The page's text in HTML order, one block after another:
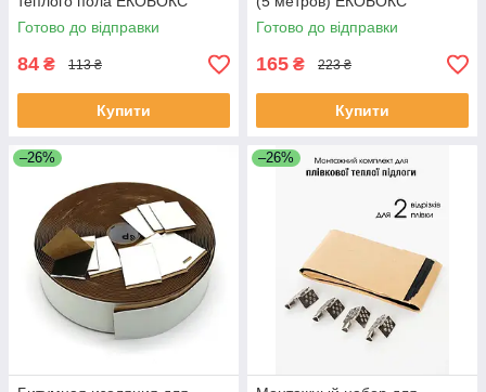
Готово до відправки
84 ₴ 113 ₴
Купити
Готово до відправки
165 ₴ 223 ₴
Купити
–26% –26%